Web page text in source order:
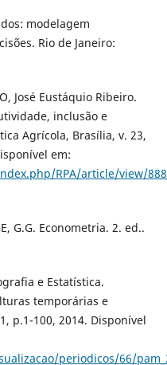
modelagem
Rio de Janeiro:
José Eustáquio Ribeiro.
inclusão e
Agrícola, Brasília, v. 23,
em:
RPA/article/view/
G.G. Econometria. 2. ed..
e Estatística.
temporárias e
p.1-100, 2014. Disponível
periodicos/66/